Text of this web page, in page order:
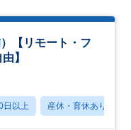
【リモート・フ
】
日以上 産休・育休あり